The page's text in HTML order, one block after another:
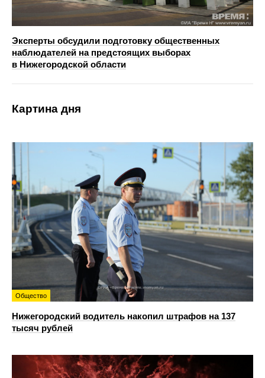
Эксперты обсудили подготовку общественных
наблюдателей на предстоящих выборах
в Нижегородской области
Картина дня
Общество
Нижегородский водитель накопил штрафов на 137
тысяч рублей